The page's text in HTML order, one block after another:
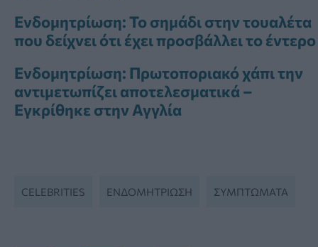
Ενδομητρίωση: Το σημάδι στην τουαλέτα
που δείχνει ότι έχει προσβάλλει το έντερο
Ενδομητρίωση: Πρωτοποριακό χάπι την
αντιμετωπίζει αποτελεσματικά –
Εγκρίθηκε στην Αγγλία
CELEBRITIES ΕΝΔΟΜΗΤΡΊΩΣΗ ΣΥΜΠΤΏΜΑΤΑ